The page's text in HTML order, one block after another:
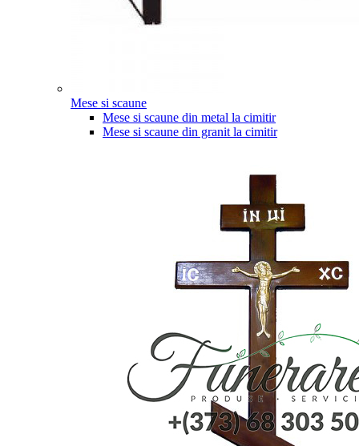
Mese si scaune
Mese si scaune din metal la cimitir
Mese si scaune din granit la cimitir